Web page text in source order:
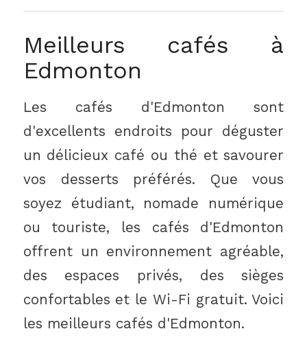
Meilleurs cafés à
Edmonton
Les cafés d'Edmonton sont
d'excellents endroits pour déguster
un délicieux café ou thé et savourer
vos desserts préférés. Que vous
soyez étudiant, nomade numérique
ou touriste, les cafés d'Edmonton
offrent un environnement agréable,
des espaces privés, des sièges
confortables et le Wi-Fi gratuit. Voici
les meilleurs cafés d'Edmonton.